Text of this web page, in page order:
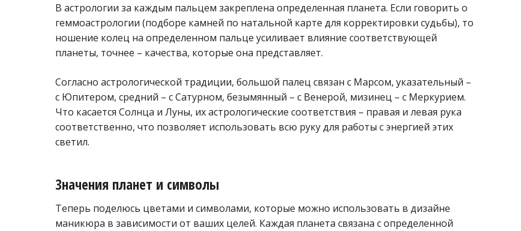
В астрологии за каждым пальцем закреплена определенная планета. Если говорить о
геммоастрологии (подборе камней по натальной карте для корректировки судьбы), то
ношение колец на определенном пальце усиливает влияние соответствующей
планеты, точнее – качества, которые она представляет.
Согласно астрологической традиции, большой палец связан с Марсом, указательный –
с Юпитером, средний – с Сатурном, безымянный – с Венерой, мизинец – с Меркурием.
Что касается Солнца и Луны, их астрологические соответствия – правая и левая рука
соответственно, что позволяет использовать всю руку для работы с энергией этих
светил.
Значения планет и символы
Теперь поделюсь цветами и символами, которые можно использовать в дизайне
маникюра в зависимости от ваших целей. Каждая планета связана с определенной